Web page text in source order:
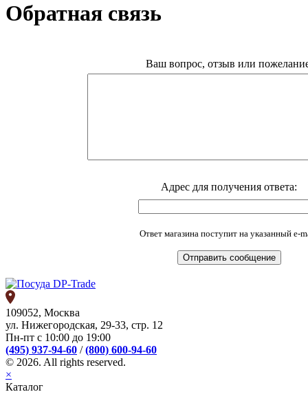
Обратная связь
Ваш вопрос, отзыв или
Адрес для получения ответа:
Ответ магазина поступит на указанный e-
109052, Москва
ул. Нижегородская, 29-33, стр. 12
Пн-пт с 10:00 до 19:00
(495) 937-94-60 /(800) 600-94-60
© 2026. All rights reserved.
×
Каталог